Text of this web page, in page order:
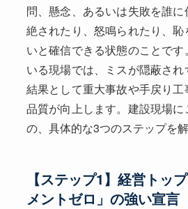
問、懸念、あるいは失敗を誰
絶されたり、怒鳴られたり、
いと確信できる状態のことで
いる現場では、ミスが隠蔽され
結果として重大事故や手戻り工
品質が向上します。建設現場
の、具体的な3つのステップを解
【ステップ1】経営トッ
メントゼロ」の強い宣言